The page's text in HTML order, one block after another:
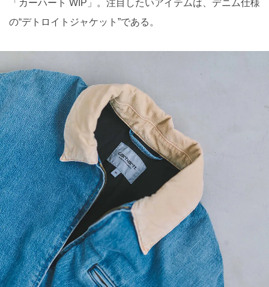
「カーハート WIP」。注目したいアイテムは、デニム仕様
の“デトロイトジャケット”である。